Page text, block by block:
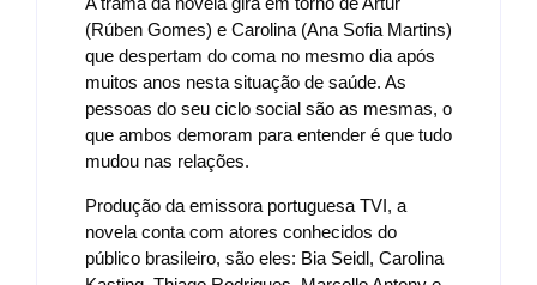
(Rúben Gomes) e Carolina (Ana Sofia Martins)
que despertam do coma no mesmo dia após
muitos anos nesta situação de saúde. As
pessoas do seu ciclo social são as mesmas, o
que ambos demoram para entender é que tudo
mudou nas relações.
Produção da emissora portuguesa TVI, a
novela conta com atores conhecidos do
público brasileiro, são eles: Bia Seidl, Carolina